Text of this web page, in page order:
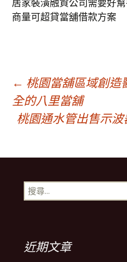
居家裝潢融資公司需要好
商量可超貸當舖借款方案
文
章
導
覽
列
← 桃園當舖區域創造
全的八里當舖
桃園通水管出售示
搜
尋
近期文章